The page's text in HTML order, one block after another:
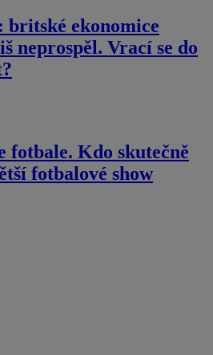
britské ekonomice
neprospěl. Vrací se do
fotbale. Kdo skutečně
fotbalové show